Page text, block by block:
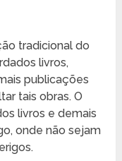
tradicional do
livros,
publicações
tais obras. O
livros e demais
onde não sejam